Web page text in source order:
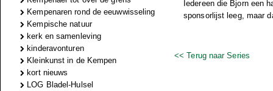
Kempenaren rond de eeuwwisseling
Kempische natuur
kerk en samenleving
kinderavonturen
Kleinkunst in de Kempen
kort nieuws
LOG Bladel-Hulsel
Iedereen die Bjorn een
sponsorlijst leeg, maar
<< Terug naar Series